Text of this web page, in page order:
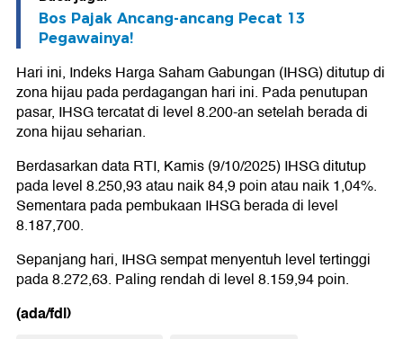
Bos Pajak Ancang-ancang Pecat 13
Pegawainya!
Hari ini, Indeks Harga Saham Gabungan (IHSG) ditutup di
zona hijau pada perdagangan hari ini. Pada penutupan
pasar, IHSG tercatat di level 8.200-an setelah berada di
zona hijau seharian.
Berdasarkan data RTI, Kamis (9/10/2025) IHSG ditutup
pada level 8.250,93 atau naik 84,9 poin atau naik 1,04%.
Sementara pada pembukaan IHSG berada di level
8.187,700.
Sepanjang hari, IHSG sempat menyentuh level tertinggi
pada 8.272,63. Paling rendah di level 8.159,94 poin.
(ada/fdl)